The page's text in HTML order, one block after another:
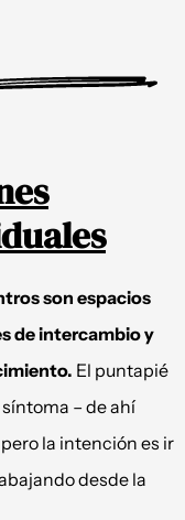
son espacios
de intercambio y
El puntapié
– de ahí
la intención es ir
desde la